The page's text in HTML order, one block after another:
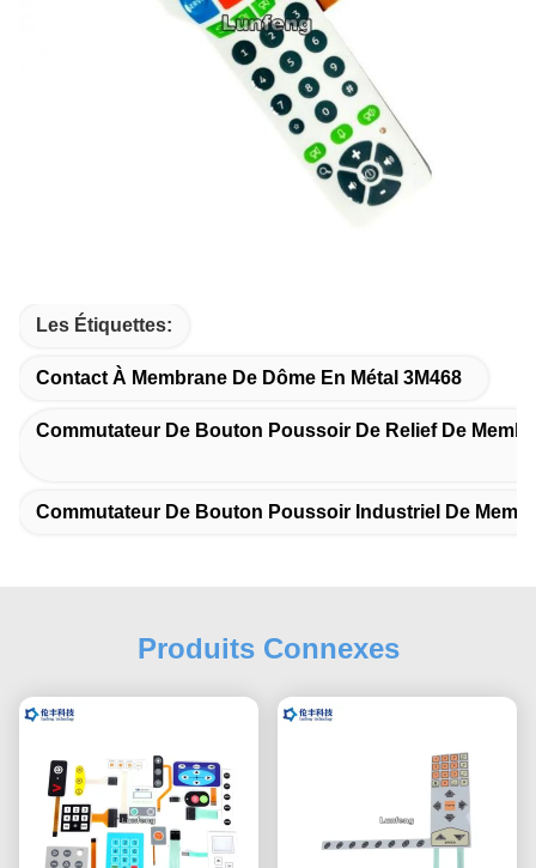
Les Étiquettes:
Contact À Membrane De Dôme En Métal 3M468
Commutateur De Bouton Poussoir De Relief De
Commutateur De Bouton Poussoir Industriel De
Produits Connexes